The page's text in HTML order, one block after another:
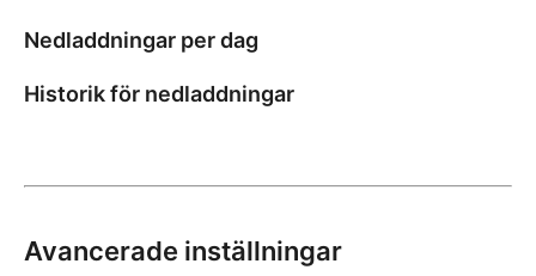
Nedladdningar per dag
Historik för nedladdningar
Avancerade inställningar